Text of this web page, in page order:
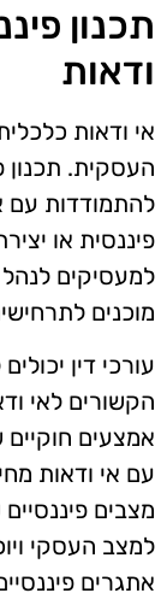
תכנון
ודאות
אי ודאות
העסקית. תכנון
להתמודדות עם
פיננסית או
למעסיקים לנהל
מוכנים
עורכי דין
הקשורים לאי
אמצעים
עם אי ודאות
מצבים
למצב העסקי
אתגרים